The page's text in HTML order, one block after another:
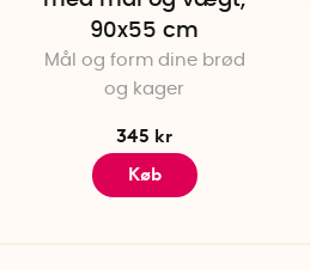
90x55 cm
Mål og form dine brød
og kager
345 kr
Køb